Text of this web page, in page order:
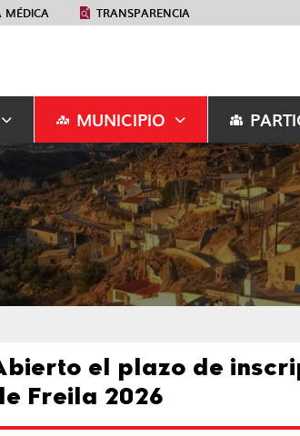
MÉDICA TRANSPARENCIA
MUNICIPIO
el plazo de
Freila 2026